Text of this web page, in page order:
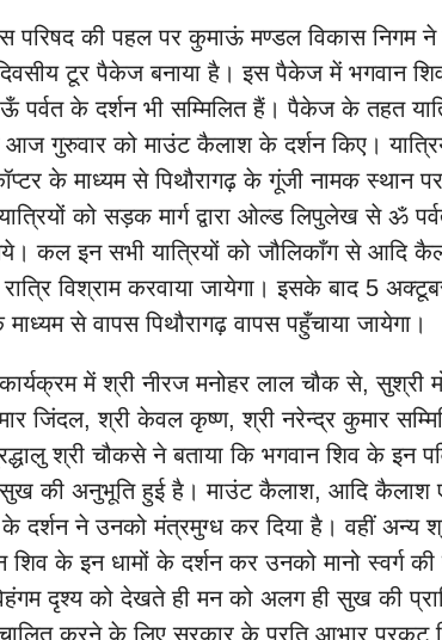
परिषद की पहल पर कुमाऊं मण्डल विकास निगम
टूर पैकेज बनाया है। इस पैकेज में भगवान
पर्वत के दर्शन भी सम्मिलित हैं। पैकेज के तहत
गुरुवार को माउंट कैलाश के दर्शन किए।
के माध्यम से पिथौरागढ़ के गूंजी नामक स्थान
को सड़क मार्ग द्वारा ओल्ड लिपुलेख से ॐ
कल इन सभी यात्रियों को जौलिकाँग से आदि
विश्राम करवाया जायेगा। इसके बाद 5
से वापस पिथौरागढ़ वापस पहुँचाया जायेगा।
में श्री नीरज मनोहर लाल चौक से, सुश्री
जिंदल, श्री केवल कृष्ण, श्री नरेन्द्र कुमार
श्री चौकसे ने बताया कि भगवान शिव के इन
की अनुभूति हुई है। माउंट कैलाश, आदि कैलाश
दर्शन ने उनको मंत्रमुग्ध कर दिया है। वहीं अन्य
शिव के इन धामों के दर्शन कर उनको मानो स्वर्ग की
दृश्य को देखते ही मन को अलग ही सुख की
करने के लिए सरकार के प्रति आभार प्रकट